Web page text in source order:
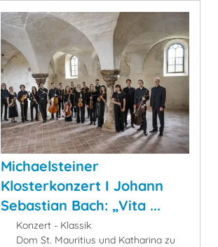
Michaelsteiner
Klosterkonzert I Johann
Sebastian Bach: „Vita ...
Konzert - Klassik
Dom St. Mauritius und Katharina zu